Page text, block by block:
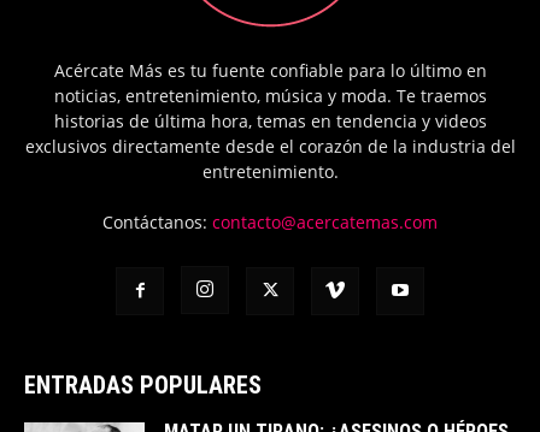
Acércate Más es tu fuente confiable para lo último en
noticias, entretenimiento, música y moda. Te traemos
historias de última hora, temas en tendencia y videos
exclusivos directamente desde el corazón de la industria del
entretenimiento.
Contáctanos: contacto@acercatemas.com
ENTRADAS POPULARES